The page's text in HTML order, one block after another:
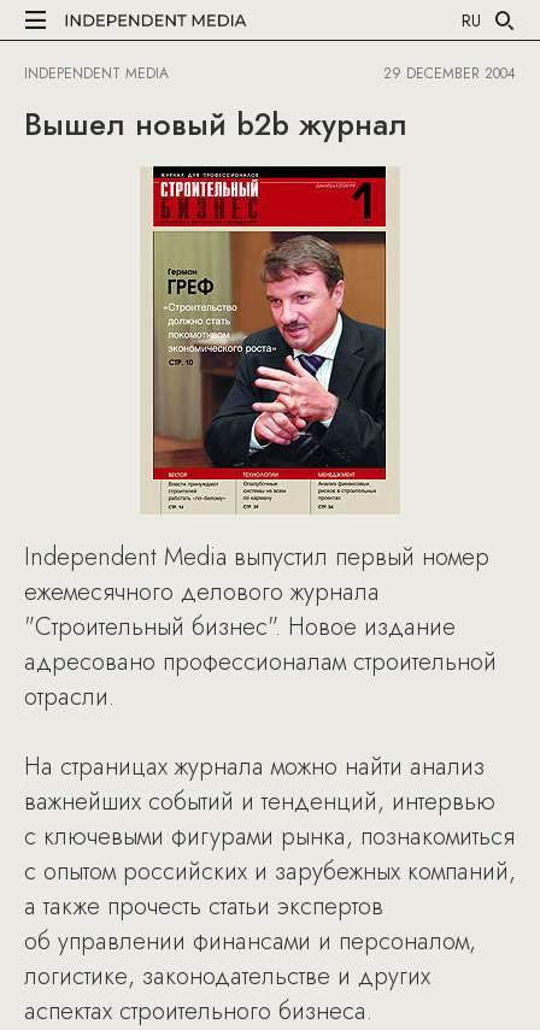
RU
INDEPENDENT MEDIA 29 DECEMBER 2004
Вышел новый b2b журнал
Independent Media выпустил первый номер
ежемесячного делового журнала
"Строительный бизнес". Новое издание
адресовано профессионалам строительной
отрасли.
На страницах журнала можно найти анализ
важнейших событий и тенденций, интервью
с ключевыми фигурами рынка, познакомиться
с опытом российских и зарубежных компаний,
а также прочесть статьи экспертов
об управлении финансами и персоналом,
логистике, законодательстве и других
аспектах строительного бизнеса.